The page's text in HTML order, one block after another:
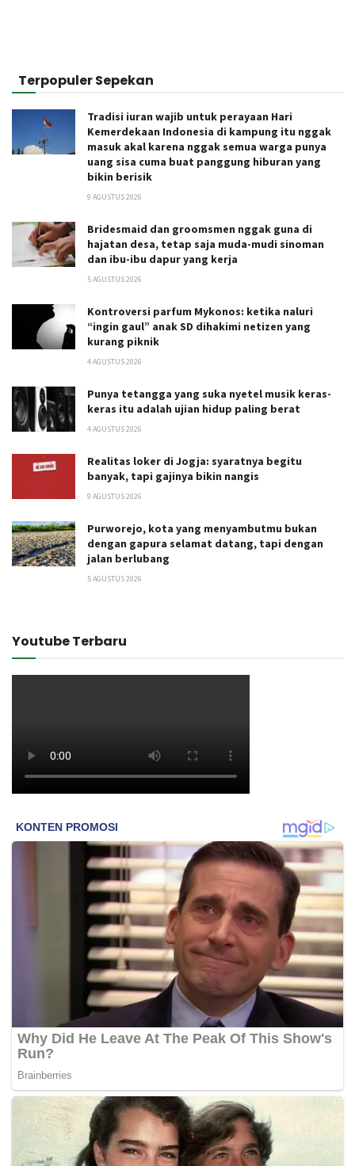
Terpopuler Sepekan
Tradisi iuran wajib untuk perayaan Hari
Kemerdekaan Indonesia di kampung itu nggak
masuk akal karena nggak semua warga punya
uang sisa cuma buat panggung hiburan yang
bikin berisik
9 AGUSTUS 2026
Bridesmaid dan groomsmen nggak guna di
hajatan desa, tetap saja muda-mudi sinoman
dan ibu-ibu dapur yang kerja
5 AGUSTUS 2026
Kontroversi parfum Mykonos: ketika naluri
“ingin gaul” anak SD dihakimi netizen yang
kurang piknik
4 AGUSTUS 2026
Punya tetangga yang suka nyetel musik keras-
keras itu adalah ujian hidup paling berat
4 AGUSTUS 2026
Realitas loker di Jogja: syaratnya begitu
banyak, tapi gajinya bikin nangis
9 AGUSTUS 2026
Purworejo, kota yang menyambutmu bukan
dengan gapura selamat datang, tapi dengan
jalan berlubang
5 AGUSTUS 2026
Youtube Terbaru